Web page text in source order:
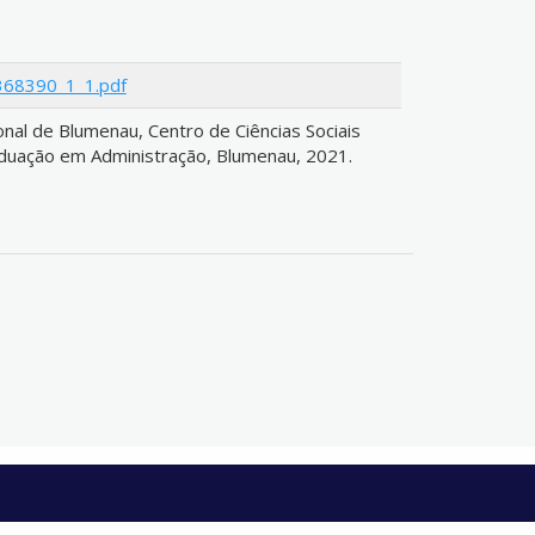
de Blumenau, Centro de Ciências Sociais
em Administração, Blumenau, 2021.